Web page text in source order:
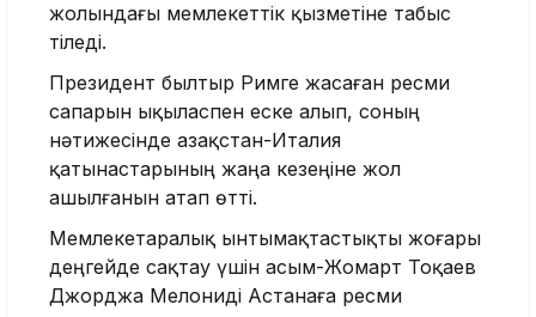
жолындағы мемлекеттік қызметіне табыс
тіледі.
Президент былтыр Римге жасаған ресми
сапарын ықыласпен еске алып, соның
нәтижесінде Қазақстан-Италия
қатынастарының жаңа кезеңіне жол
ашылғанын атап өтті.
Мемлекетаралық ынтымақтастықты жоғары
деңгейде сақтау үшін Қасым-Жомарт Тоқаев
Джорджа Мелониді Астанаға ресми